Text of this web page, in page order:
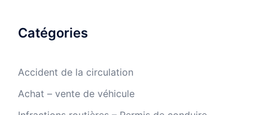
Catégories
Accident de la circulation
Achat – vente de véhicule